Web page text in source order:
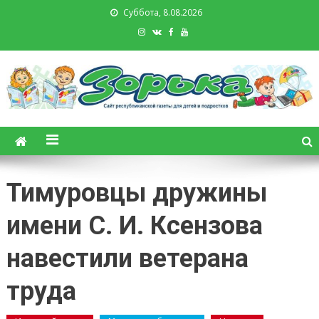
Суббота, 8.08.2026
Зорька. Газета для детей и
подростков
Тимуровцы дружины
имени С. И. Ксензова
навестили ветерана
труда